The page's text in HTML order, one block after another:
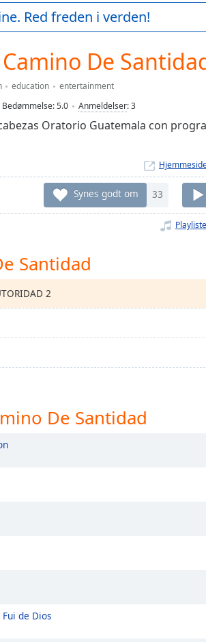
Red freden i verden!
De
education
entertainment
Bedømmelse:5.0 Anmeldelser:3
Oratorio Guatemala con
Synes godt om 33
Playliste
Santidad
2
De Santidad
de Dios